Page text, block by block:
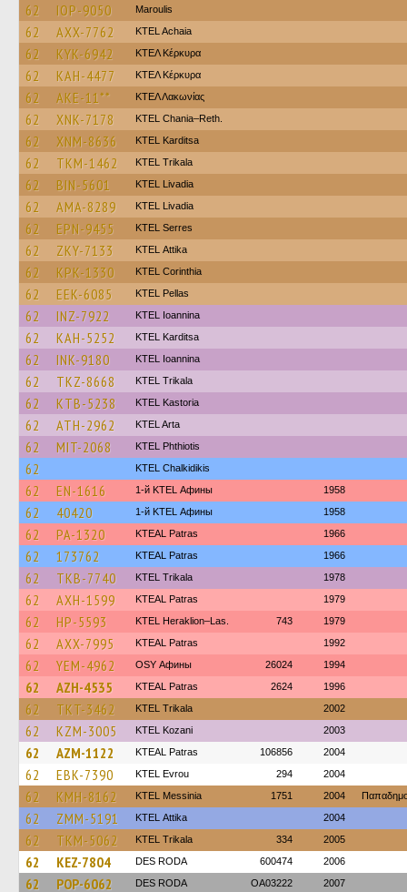
62 IOP-9050 Maroulis
62 AXX-7762 KTEL Achaia
62 KYK-6942 ΚΤΕΛ Κέρκυρα
62 KAH-4477 ΚΤΕΛ Κέρκυρα
62 AKE-11** ΚΤΕΛ Λακωνίας
62 XNK-7178 KTEL Chania–Reth.
62 XNM-8636 ΚΤΕL Karditsa
62 TKM-1462 ΚΤΕL Τrikala
62 BIN-5601 KTEL Livadia
62 AMA-8289 KTEL Livadia
62 EPN-9455 KTEL Serres
62 ZKY-7133 KΤΕL Αttika
62 KPK-1330 KTEL Corinthia
62 EEK-6085 KTEL Pellas
62 INZ-7922 KTEL Ioannina
62 KAH-5252 ΚΤΕL Karditsa
62 INK-9180 KTEL Ioannina
62 TKZ-8668 ΚΤΕL Τrikala
62 KTB-5238 KTEL Kastoria
62 ATH-2962 KTEL Arta
62 MIT-2068 ΚΤΕL Phthiotis
62 ΚΤΕL Chalkidikis
62 EN-1616 1-й KTEL Афины 1958
62 40420 1-й KTEL Афины 1958
62 PA-1320 KTEAL Patras 1966
62 173762 KTEAL Patras 1966
62 TKB-7740 ΚΤΕL Τrikala 1978
62 AXH-1599 KTEAL Patras 1979
62 HP-5593 KTEL Heraklion–Las. 743 1979
62 AXX-7995 KTEAL Patras 1992
62 YEM-4962 OSY Афины 26024 1994
62 AZH-4535 KTEAL Patras 2624 1996
62 TKT-3462 ΚΤΕL Τrikala 2002
62 KZM-3005 ΚΤΕL Kozani 2003
62 AZM-1122 KTEAL Patras 106856 2004
62 EBK-7390 KTEL Evrou 294 2004
62 KMH-8162 KTEL Messinia 1751 2004
62 ZMM-5191 KΤΕL Αttika 2004
62 TKM-5062 ΚΤΕL Τrikala 334 2005
62 KEZ-7804 DES RODA 600474 2006
62 POP-6062 DES RODA OA03222 2007